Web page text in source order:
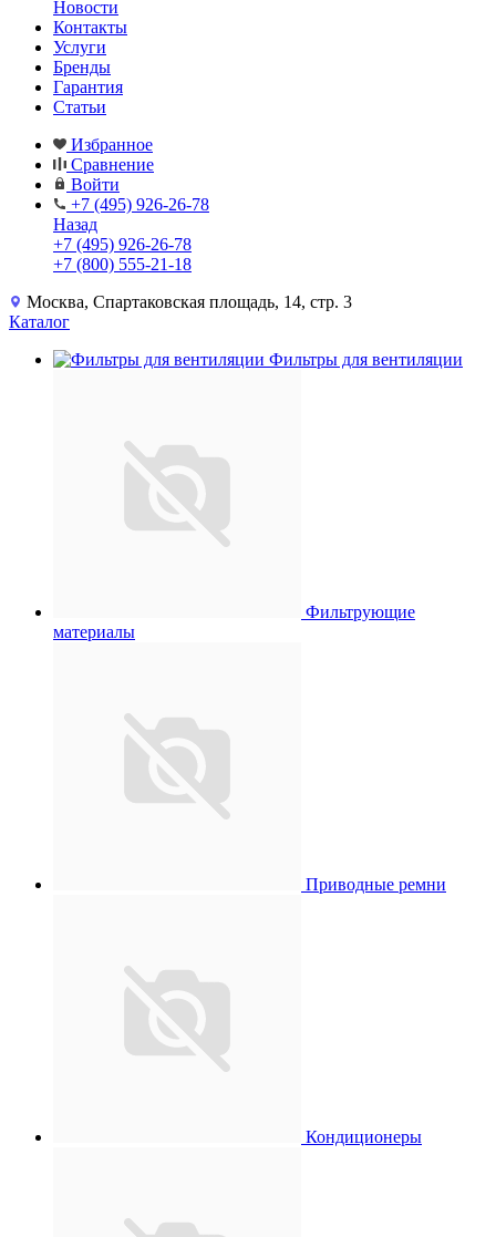
Новости
Контакты
Услуги
Бренды
Гарантия
Статьи
Избранное
Сравнение
Войти
+7 (495) 926-26-78
Назад
+7 (495) 926-26-78
+7 (800) 555-21-18
Москва, Спартаковская площадь, 14, стр. 3
Каталог
Фильтры для вентиляции
Фильтрующие
материалы
Приводные ремни
Кондиционеры